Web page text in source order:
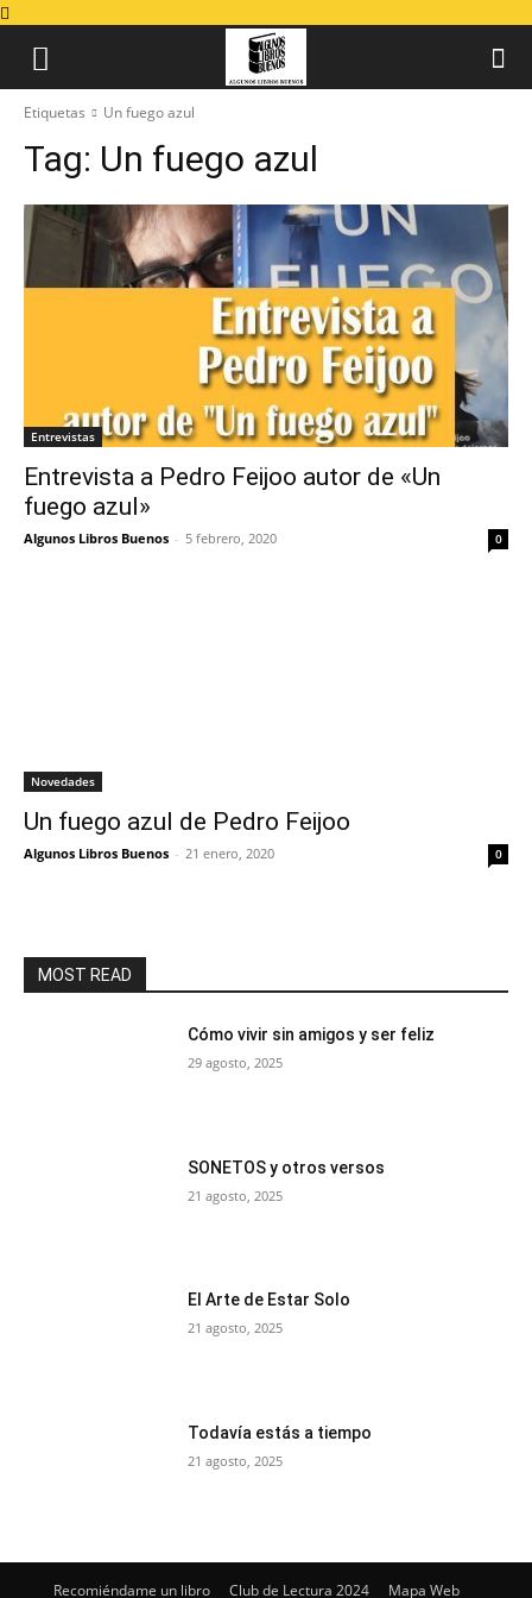
Etiquetas Un fuego azul
Tag: Un fuego azul
Entrevistas
Entrevista a Pedro Feijoo autor de «Un
fuego azul»
Algunos Libros Buenos - 5 febrero, 2020 0
Novedades
Un fuego azul de Pedro Feijoo
Algunos Libros Buenos - 21 enero, 2020 0
MOST READ
Cómo vivir sin amigos y ser feliz
29 agosto, 2025
SONETOS y otros versos
21 agosto, 2025
El Arte de Estar Solo
21 agosto, 2025
Todavía estás a tiempo
21 agosto, 2025
Recomiéndame un libro Club de Lectura 2024 Mapa Web